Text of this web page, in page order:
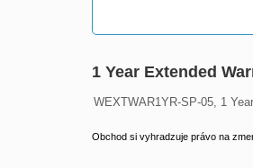
1 Year Extended
WEXTWAR1YR-SP-05, 1
Obchod si vyhradzuje právo na